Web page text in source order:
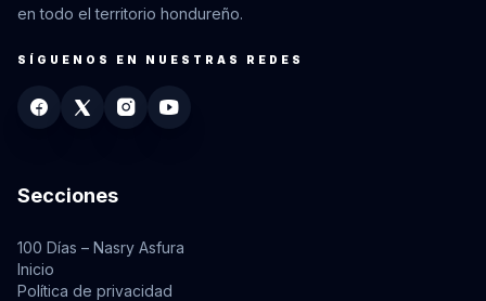
en todo el territorio hondureño.
SÍGUENOS EN NUESTRAS REDES
Secciones
100 Días – Nasry Asfura
Inicio
Política de privacidad